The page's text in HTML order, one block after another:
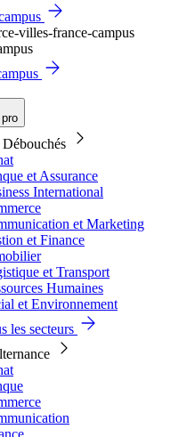
et Assurance
International
et Marketing
et Finance
et Transport
Humaines
et Environnement
les secteurs